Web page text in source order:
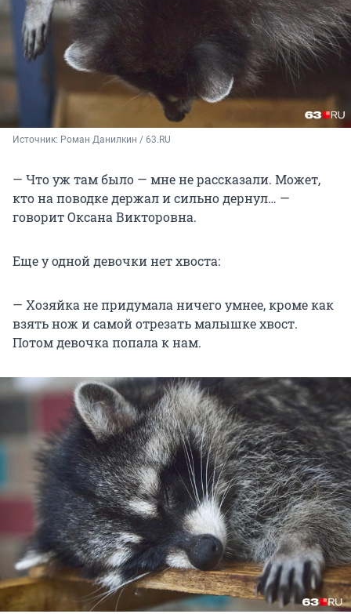
Источник: Роман Данилкин / 63.RU
— Что уж там было — мне не рассказали. Может,
кто на поводке держал и сильно дернул… —
говорит Оксана Викторовна.
Еще у одной девочки нет хвоста:
— Хозяйка не придумала ничего умнее, кроме как
взять нож и самой отрезать малышке хвост.
Потом девочка попала к нам.